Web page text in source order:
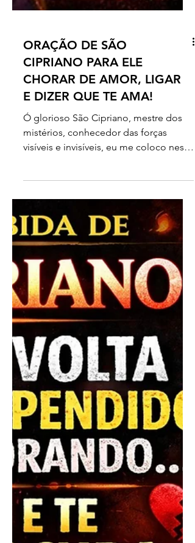
CIPRIANO PARA ELE
CHORAR DE AMOR, LIGAR
Ó glorioso São Cipriano, mestre dos
visíveis e invisíveis, eu me coloco neste
momento diante de tua presença
sagrada com o coração aberto,
humilde e cheio de esperança. Assim
como dominaste os segredos do
universo e transformaste tua vida pela
luz divina, peço que olhes por mim
neste momento de dor, saudade e
silêncio. Tu que compreendes os
caminhos do amor e as voltas que o
destino dá, vai até onde estiver o
coração de Fulano e toca profundam